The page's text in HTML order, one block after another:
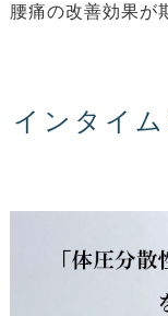
腰痛の改善効果が
インタイ